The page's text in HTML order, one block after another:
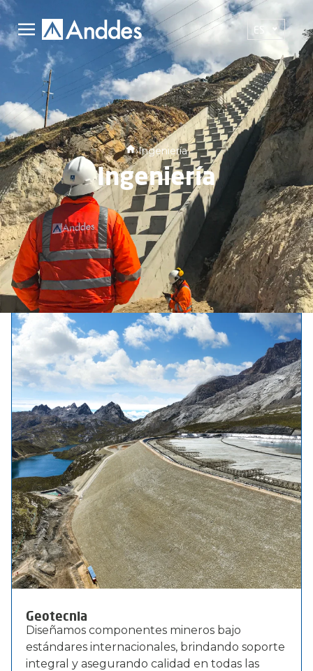
ES
›Ingeniería
Ingeniería
Geotecnia
Diseñamos componentes mineros bajo
estándares internacionales, brindando soporte
integral y asegurando calidad en todas las